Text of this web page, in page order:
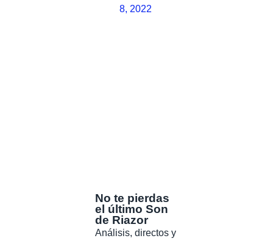
8, 2022
No te pierdas
el último Son
de Riazor
Análisis, directos y